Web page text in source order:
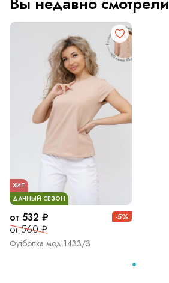
ДАЧНЫЙ СЕЗОН
ХИТ
от 532 ₽
от 560 ₽
-5%
Футболка мод.1433/3